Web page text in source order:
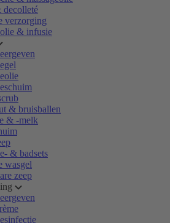
decolleté
verzorging
& infusie
& bruisballen
& -melk
& badsets
wasgel
zeep